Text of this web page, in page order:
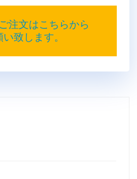
注文はこちらから
致します。